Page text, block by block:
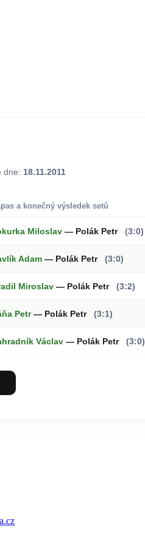
dne: 18.11.2011
a konečný výsledek setů
Miloslav — Polák Petr (3:0)
Adam — Polák Petr (3:0)
Miroslav — Polák Petr (3:2)
Petr— Polák Petr (3:1)
Václav — Polák Petr (3:0)